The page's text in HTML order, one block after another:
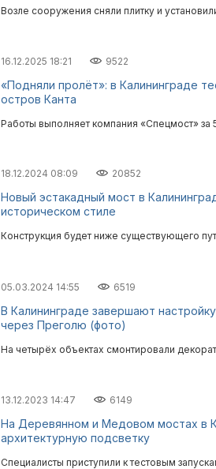
Возле сооружения сняли плитку и
16.12.2025 18:21 9522
«Подняли пролёт»: в Калининграде
остров Канта
Работы выполняет компания «Спецмост» за
18.12.2024 08:09 20852
Новый эстакадный мост в
историческом стиле
Конструкция будет ниже существующего
05.03.2024 14:55 6519
В Калининграде завершают
через Преголю (фото)
На четырёх объектах смонтировали
13.12.2023 14:47 6149
На Деревянном и Медовом мостах в
архитектурную подсветку
Специалисты приступили к тестовым